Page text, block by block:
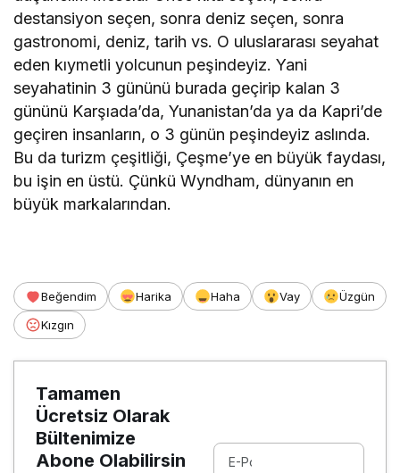
destansiyon seçen, sonra deniz seçen, sonra
gastronomi, deniz, tarih vs. O uluslararası seyahat
eden kıymetli yolcunun peşindeyiz. Yani
seyahatinin 3 gününü burada geçirip kalan 3
gününü Karşıada’da, Yunanistan’da ya da Kapri’de
geçiren insanların, o 3 günün peşindeyiz aslında.
Bu da turizm çeşitliği, Çeşme’ye en büyük faydası,
bu işin en üstü. Çünkü Wyndham, dünyanın en
büyük markalarından.
Beğendim Harika Haha Vay
Üzgün
Kızgın
Tamamen
Ücretsiz Olarak
Bültenimize
Abone Olabilirsin